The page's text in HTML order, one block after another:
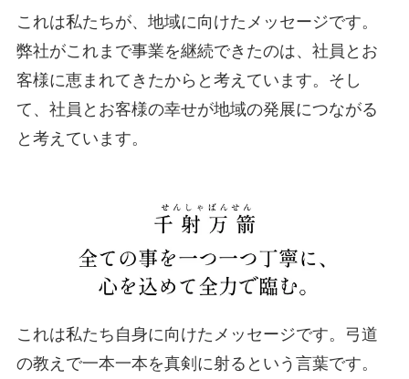
これは私たちが、地域に向けたメッセージです。
弊社がこれまで事業を継続できたのは、社員とお
客様に恵まれてきたからと考えています。そし
て、社員とお客様の幸せが地域の発展につながる
と考えています。
これは私たち自身に向けたメッセージです。弓道
の教えで一本一本を真剣に射るという言葉です。